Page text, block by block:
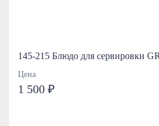
145-215 Блюдо для сервировки
Цена
1 500 ₽